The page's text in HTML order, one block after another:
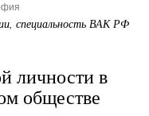
специальность ВАК РФ
личности в
обществе